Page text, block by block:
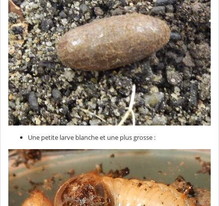
Une petite larve blanche et une plus grosse :